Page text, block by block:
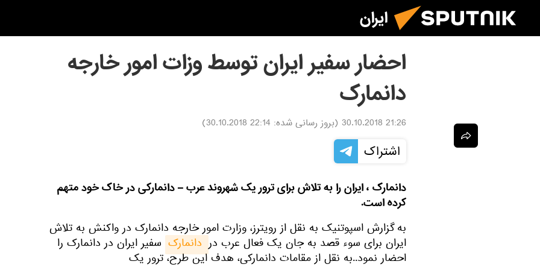
ایران
احضار سفیر ایران توسط وزات امور خارجه
دانمارک
21:26 30.10.2018 (بروز رسانی شده: 22:14 30.10.2018
)
اشتراک
دانمارک ، ایران را به تلاش برای ترور یک شهروند عرب – دانمارکی در خاک خود متهم
کرده است.
به گزارش اسپوتنیک به نقل از رویترز، وزارت امور خارجه دانمارک در واکنش به تلاش
ایران برای سوء قصد به جان یک فعال عرب در دانمارک سفیر ایران در دانمارک را
احضار نمود..به نقل از مقامات دانمارکی، هدف این طرح، ترور یک